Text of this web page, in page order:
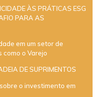
ÀS PRÁTICAS ESG
PARA AS
em um setor de
como o Varejo
DE SUPRIMENTOS
o investimento em